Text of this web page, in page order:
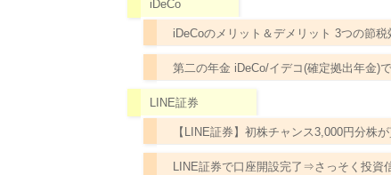
iDeCo
iDeCoのメリット＆デメリット 3つの節
第二の年金 iDeCo/イデコ(確定拠出年金)
LINE証券
【LINE証券】初株チャンス3,000円分株
LINE証券で口座開設完了⇒さっそく投資